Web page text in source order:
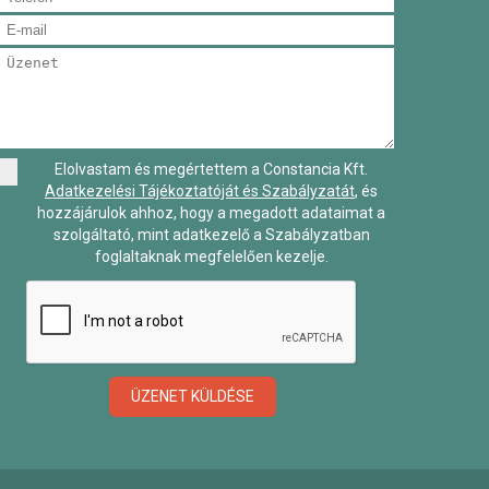
Elolvastam és megértettem a Constancia Kft.
Adatkezelési Tájékoztatóját és Szabályzatát, és
hozzájárulok ahhoz, hogy a megadott adataimat a
szolgáltató, mint adatkezelő a Szabályzatban
foglaltaknak megfelelően kezelje.
ÜZENET KÜLDÉSE